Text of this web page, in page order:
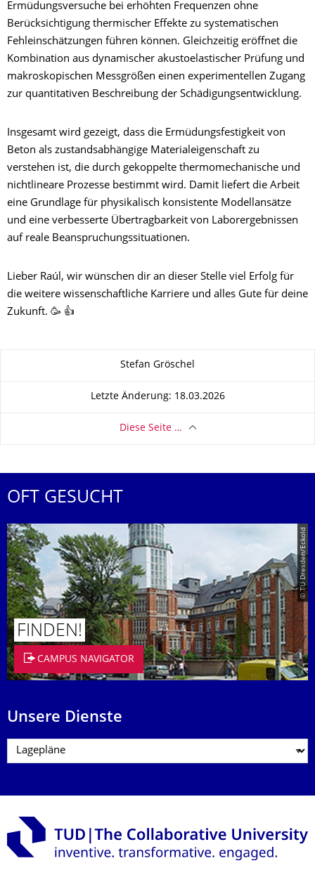
Ermüdungsversuche bei erhöhten Frequenzen ohne
Berücksichtigung thermischer Effekte zu systematischen
Fehleinschätzungen führen können. Gleichzeitig eröffnet die
Kombination aus dynamischer akustoelastischer Prüfung und
makroskopischen Messgrößen einen experimentellen Zugang
zur quantitativen Beschreibung der Schädigungsentwicklung.
Insgesamt wird gezeigt, dass die Ermüdungsfestigkeit von
Beton als zustandsabhängige Materialeigenschaft zu
verstehen ist, die durch gekoppelte thermomechanische und
nichtlineare Prozesse bestimmt wird. Damit liefert die Arbeit
eine Grundlage für physikalisch konsistente Modellansätze
und eine verbesserte Übertragbarkeit von Laborergebnissen
auf reale Beanspruchungssituationen.
Lieber Raúl, wir wünschen dir an dieser Stelle viel Erfolg für
die weitere wissenschaftliche Karriere und alles Gute für deine
Zukunft. 🥳 👍
Stefan Gröschel
Letzte Änderung: 18.03.2026
Diese Seite …
OFT GESUCHT
© TU Dresden/Eckold
FINDEN!
CAMPUS NAVIGATOR
Unsere Dienste